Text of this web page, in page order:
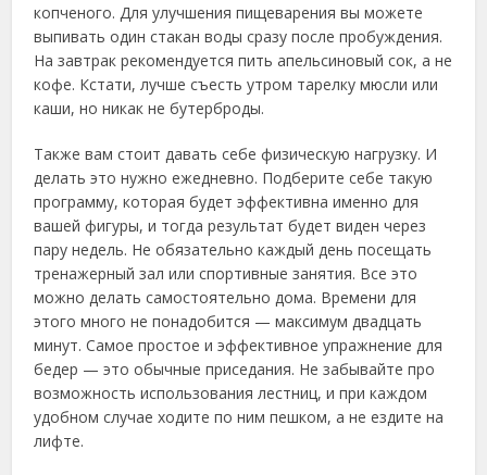
копченого. Для улучшения пищеварения вы можете
выпивать один стакан воды сразу после пробуждения.
На завтрак рекомендуется пить апельсиновый сок, а не
кофе. Кстати, лучше съесть утром тарелку мюсли или
каши, но никак не бутерброды.
Также вам стоит давать себе физическую нагрузку. И
делать это нужно ежедневно. Подберите себе такую
программу, которая будет эффективна именно для
вашей фигуры, и тогда результат будет виден через
пару недель. Не обязательно каждый день посещать
тренажерный зал или спортивные занятия. Все это
можно делать самостоятельно дома. Времени для
этого много не понадобится — максимум двадцать
минут. Самое простое и эффективное упражнение для
бедер — это обычные приседания. Не забывайте про
возможность использования лестниц, и при каждом
удобном случае ходите по ним пешком, а не ездите на
лифте.